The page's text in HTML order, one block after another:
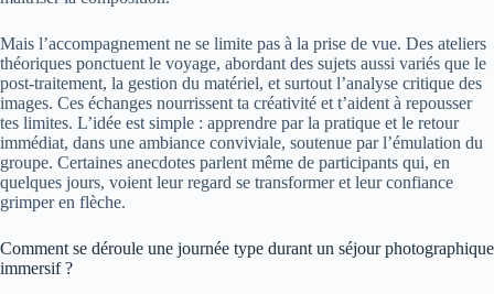
Mais l’accompagnement ne se limite pas à la prise de vue. Des ateliers
théoriques ponctuent le voyage, abordant des sujets aussi variés que le
post-traitement, la gestion du matériel, et surtout l’analyse critique des
images. Ces échanges nourrissent ta créativité et t’aident à repousser
tes limites. L’idée est simple : apprendre par la pratique et le retour
immédiat, dans une ambiance conviviale, soutenue par l’émulation du
groupe. Certaines anecdotes parlent même de participants qui, en
quelques jours, voient leur regard se transformer et leur confiance
grimper en flèche.
Comment se déroule une journée type durant un séjour photographique
immersif ?